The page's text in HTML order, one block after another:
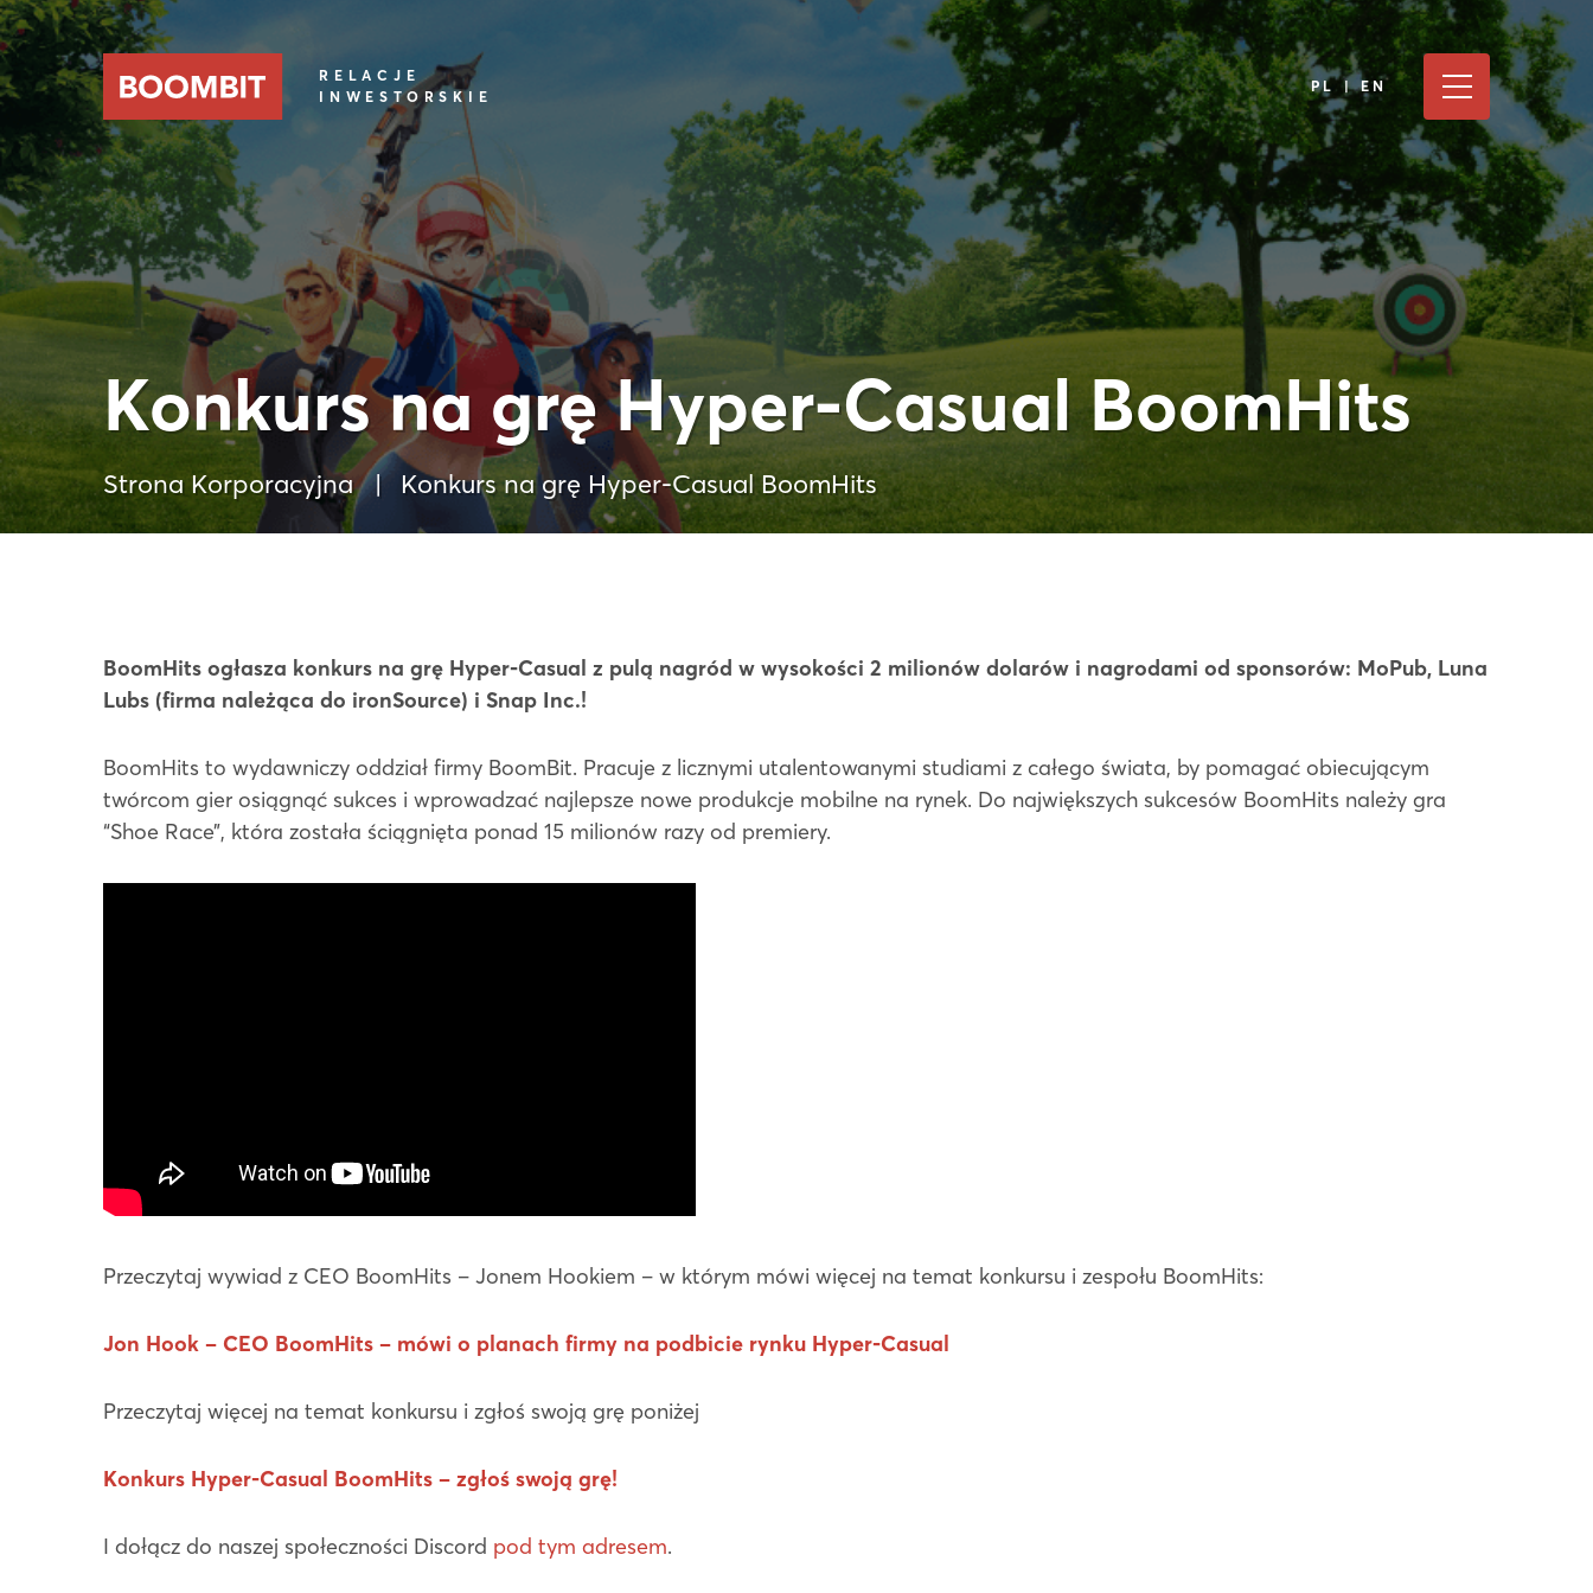
RELACJE
INWESTORSKIE
PL | EN
Konkurs na grę Hyper-Casual BoomHits
Strona Korporacyjna Konkurs na grę Hyper-Casual BoomHits
BoomHits ogłasza konkurs na grę Hyper-Casual z pulą nagród w wysokości 2 milionów dolarów i nagrodami od sponsorów: MoPub, Luna
Lubs (firma należąca do ironSource) i Snap Inc.!
BoomHits to wydawniczy oddział firmy BoomBit. Pracuje z licznymi utalentowanymi studiami z całego świata, by pomagać obiecującym
twórcom gier osiągnąć sukces i wprowadzać najlepsze nowe produkcje mobilne na rynek. Do największych sukcesów BoomHits należy gra
“Shoe Race”, która została ściągnięta ponad 15 milionów razy od premiery.
Przeczytaj wywiad z CEO BoomHits – Jonem Hookiem – w którym mówi więcej na temat konkursu i zespołu BoomHits:
Jon Hook – CEO BoomHits – mówi o planach firmy na podbicie rynku Hyper-Casual
Przeczytaj więcej na temat konkursu i zgłoś swoją grę poniżej
Konkurs Hyper-Casual BoomHits – zgłoś swoją grę!
I dołącz do naszej społeczności Discord pod tym adresem.